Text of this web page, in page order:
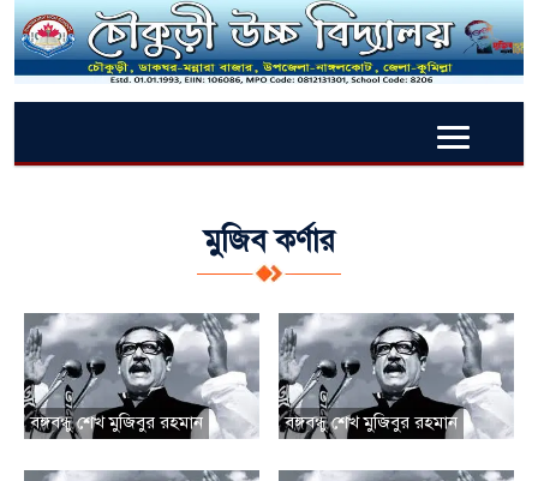
মুজিব কর্ণার
বঙ্গবন্ধু শেখ মুজিবুর রহমান বঙ্গবন্ধু শেখ মুজিবুর রহমান